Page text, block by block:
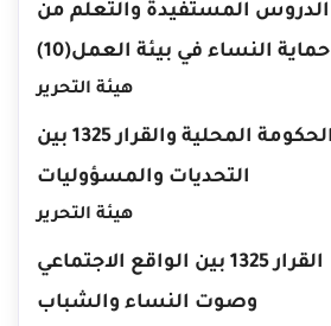
الدروس المستفيدة والتعلم من
حماية النساء في بيئة العمل(10)
هيئة التحرير
الحكومة المحلية والقرار 1325 بين
التحديات والمسؤوليات
هيئة التحرير
القرار 1325 بين الواقع الاجتماعي
وصوت النساء والشباب